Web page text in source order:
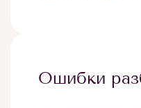
Ошибки